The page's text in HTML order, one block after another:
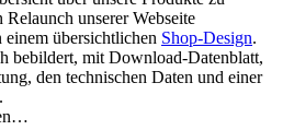
unserer Webseite
übersichtlichen Shop-Design.
bebildert, mit Download-Datenblatt,
den technischen Daten und einer